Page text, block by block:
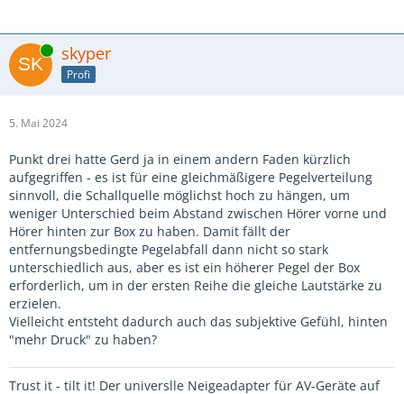
Online skyper
Profi
5. Mai 2024
Punkt drei hatte Gerd ja in einem andern Faden kürzlich
aufgegriffen - es ist für eine gleichmäßigere Pegelverteilung
sinnvoll, die Schallquelle möglichst hoch zu hängen, um
weniger Unterschied beim Abstand zwischen Hörer vorne und
Hörer hinten zur Box zu haben. Damit fällt der
entfernungsbedingte Pegelabfall dann nicht so stark
unterschiedlich aus, aber es ist ein höherer Pegel der Box
erforderlich, um in der ersten Reihe die gleiche Lautstärke zu
erzielen.
Vielleicht entsteht dadurch auch das subjektive Gefühl, hinten
"mehr Druck" zu haben?
Trust it - tilt it! Der universlle Neigeadapter für AV-Geräte auf